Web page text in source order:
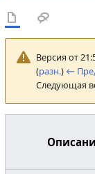
Версия от
(разн.) ←
Следующая